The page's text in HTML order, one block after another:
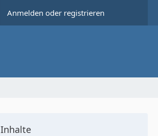
Anmelden oder registrieren
Inhalte